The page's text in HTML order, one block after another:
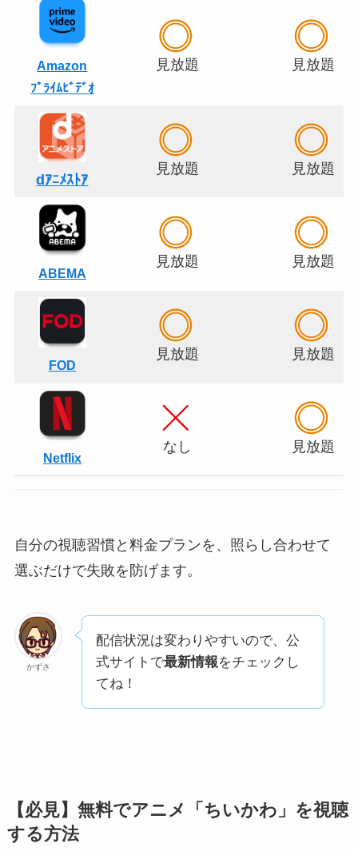
Amazon
ﾌﾟﾗｲﾑﾋﾞﾃﾞｵ
見放題 見放題
dｱﾆﾒｽﾄｱ
見放題 見放題
ABEMA
見放題 見放題
FOD
見放題 見放題
Netflix
なし 見放題
自分の視聴習慣と料金プランを、照らし合わせて
選ぶだけで失敗を防げます。
かずさ
配信状況は変わりやすいので、公
式サイトで最新情報をチェックし
てね！
【必見】無料でアニメ「ちいかわ」を視聴
する方法